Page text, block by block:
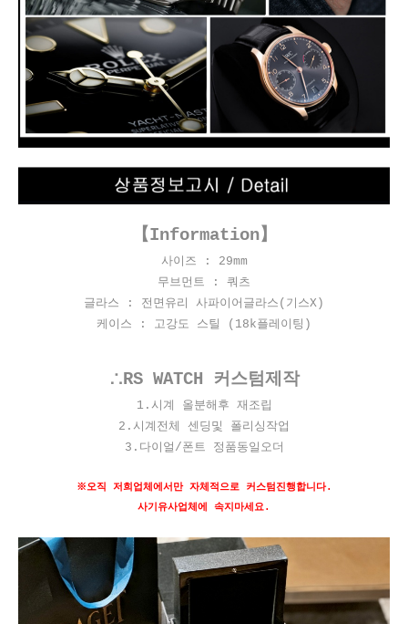
【Information】
사이즈 : 29mm
무브먼트 : 쿼츠
글라스 : 전면유리 사파이어글라스(기스X)
케이스 : 고강도 스틸 (18k플레이팅)
∴RS WATCH 커스텀제작
1.시계 올분해후 재조립
2.시계전체 센딩및 폴리싱작업
3.다이얼/폰트 정품동일오더
※오직 저희업체에서만 자체적으로 커스텀진행합니다.
사기유사업체에 속지마세요.